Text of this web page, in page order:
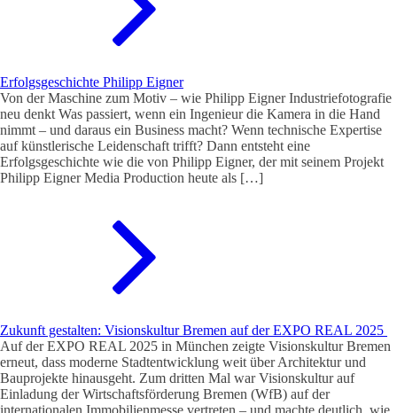
Erfolgsgeschichte Philipp Eigner
Von der Maschine zum Motiv – wie Philipp Eigner Industriefotografie
neu denkt Was passiert, wenn ein Ingenieur die Kamera in die Hand
nimmt – und daraus ein Business macht? Wenn technische Expertise
auf künstlerische Leidenschaft trifft? Dann entsteht eine
Erfolgsgeschichte wie die von Philipp Eigner, der mit seinem Projekt
Philipp Eigner Media Production heute als […]
Zukunft gestalten: Visionskultur Bremen auf der EXPO REAL 2025
Auf der EXPO REAL 2025 in München zeigte Visionskultur Bremen
erneut, dass moderne Stadtentwicklung weit über Architektur und
Bauprojekte hinausgeht. Zum dritten Mal war Visionskultur auf
Einladung der Wirtschaftsförderung Bremen (WfB) auf der
internationalen Immobilienmesse vertreten – und machte deutlich, wie